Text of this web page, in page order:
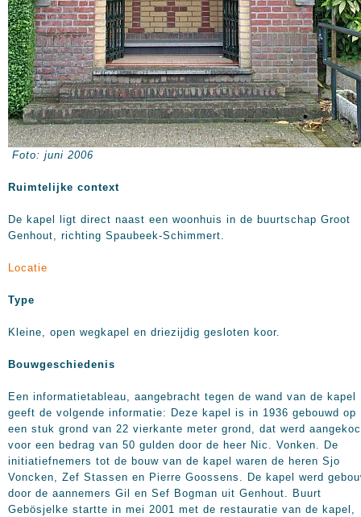
Foto: juni 2006
Ruimtelijke context
De kapel ligt direct naast een woonhuis in de buurtschap Groot
Genhout, richting Spaubeek-Schimmert.
Locatie
Type
Kleine, open wegkapel en driezijdig gesloten koor.
Bouwgeschiedenis
Een informatietableau, aangebracht tegen de wand van de kapel
geeft de volgende informatie: Deze kapel is in 1936 gebouwd op
een stuk grond van 22 vierkante meter grond, dat werd
voor een bedrag van 50 gulden door de heer Nic. Vonken. De
initiatiefnemers tot de bouw van de kapel waren de heren Sjo
Voncken, Zef Stassen en Pierre Goossens. De kapel werd
door de aannemers Gil en Sef Bogman uit Genhout. Buurt
Gebösjelke startte in mei 2001 met de restauratie van de kapel,